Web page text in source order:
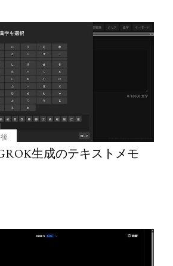
生成のテキストメモ